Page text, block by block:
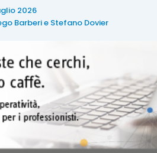
2026
Barberie Stefano Dovier